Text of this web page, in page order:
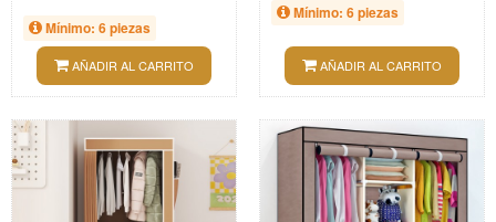
Mínimo: 6 piezas
AÑADIR AL CARRITO
Mínimo: 6 piezas
AÑADIR AL CARRITO